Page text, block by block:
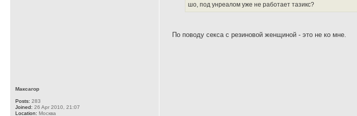
шо, под унреалом уже не работает тазикс?
По поводу секса с резиновой женщиной - это не ко мне.
Максагор
Posts: 283
Joined: 26 Apr 2010, 21:07
Location: Москва